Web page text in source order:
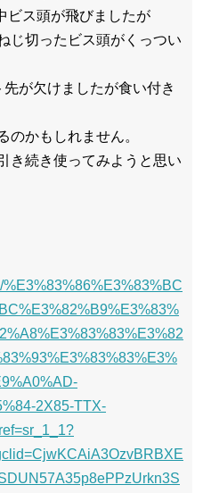
ビス頭が飛びましたが
じ切ったビス頭がくっつい
が欠けましたが食い付き
のかもしれません。
き続き使ってみようと思い
2X85-TTX-